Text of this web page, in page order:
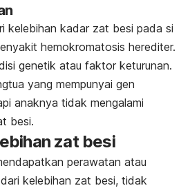
kelebihan kadar zat besi pada si
hemokromatosis herediter.
genetik atau faktor keturunan.
yang mempunyai gen
anaknya tidak mengalami
besi.
zat besi
perawatan atau
kelebihan zat besi, tidak